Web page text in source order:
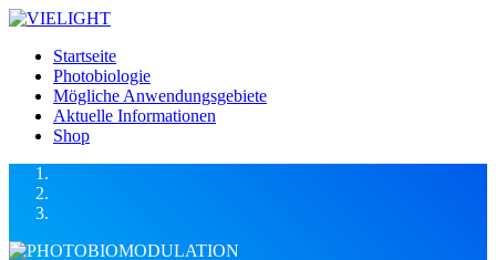
Startseite
Photobiologie
Mögliche Anwendungsgebiete
Aktuelle Informationen
Shop